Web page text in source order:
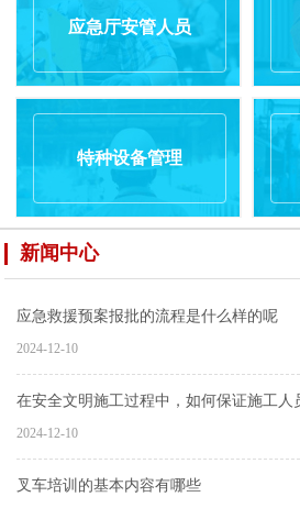
应急厅安管人员
特种设备管理
新闻中心
应急救援预案报批的流程是什么样的呢
2024-12-10
在安全文明施工过程中，如何保证施工人
2024-12-10
叉车培训的基本内容有哪些